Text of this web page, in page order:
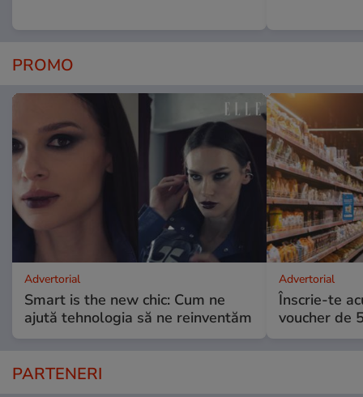
PROMO
Advertorial
Smart is the new chic: Cum ne
ajută tehnologia să ne reinventăm
Advertorial
Înscrie-te
voucher de
PARTENERI